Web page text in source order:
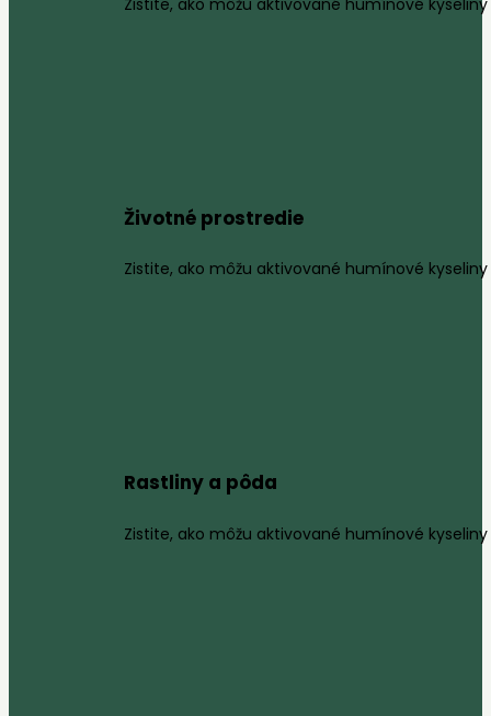
Zistite, ako môžu aktivované humínové
Životné prostredie
Zistite, ako môžu aktivované humínové
Rastliny a pôda
Zistite, ako môžu aktivované humínové